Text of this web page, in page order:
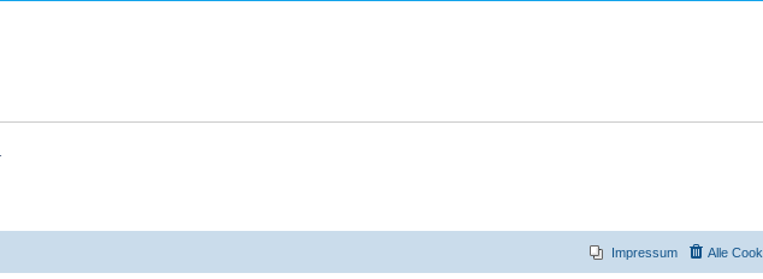
Alle
Impressum